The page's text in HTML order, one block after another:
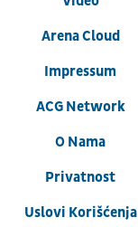
Arena Cloud
Impressum
ACG Network
O Nama
Privatnost
Uslovi Korišćenja